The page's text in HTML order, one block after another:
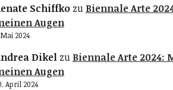
Schiffkozu Biennale Arte
Augen
Mai 2024
Dikelzu Biennale Arte 2024:
Augen
April 2024